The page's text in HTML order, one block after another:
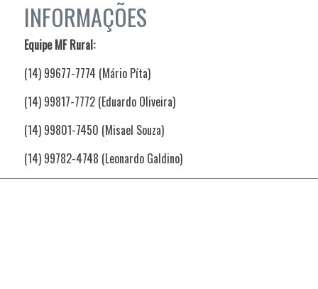
INFORMAÇÕES
Equipe MF Rural:
(14) 99677-7774 (Mário Píta)
(14) 99817-7772 (Eduardo Oliveira)
(14) 99801-7450 (Misael Souza)
(14) 99782-4748 (Leonardo Galdino)